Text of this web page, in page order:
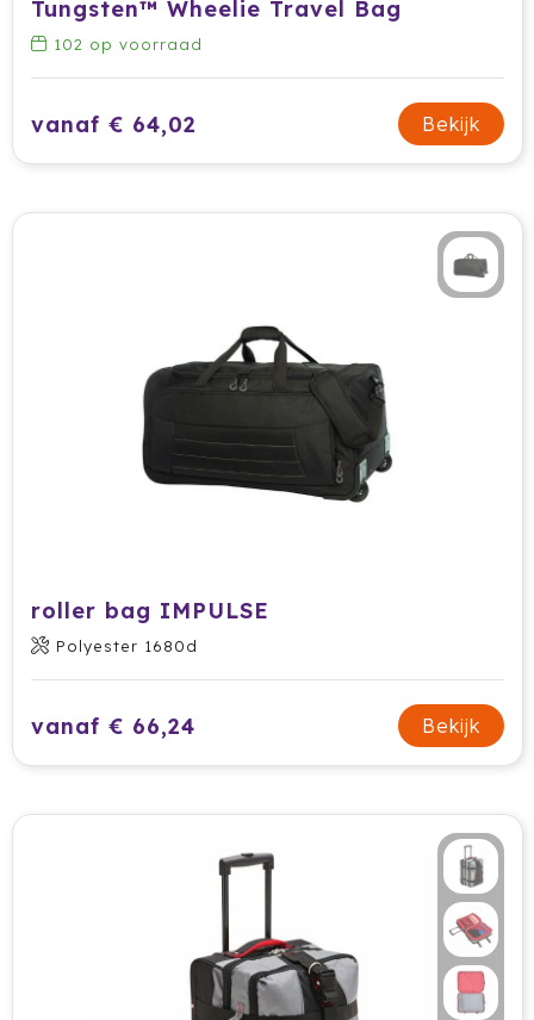
Tungsten™ Wheelie Travel Bag
102 op voorraad
vanaf € 64,02 Bekijk
roller bag IMPULSE
Polyester 1680d
vanaf € 66,24 Bekijk